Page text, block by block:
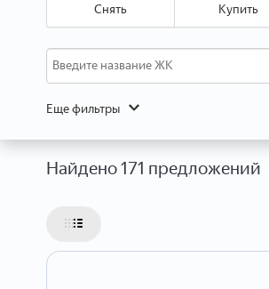
Снять
Купить
Еще фильтры
Найдено 171 предложений